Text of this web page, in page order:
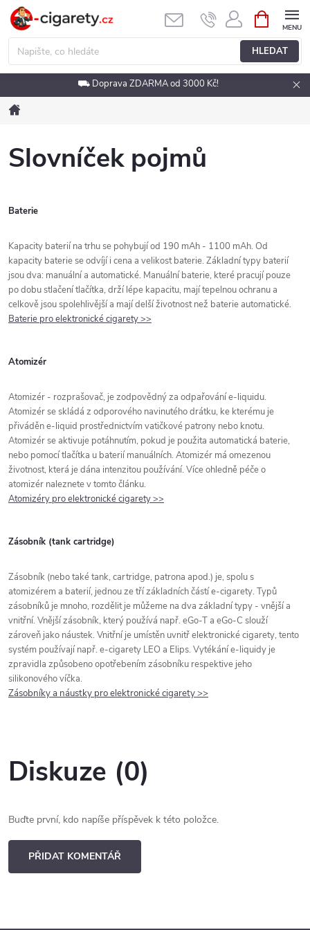
Přejít
obsah
HLEDAT
NÁKUPNÍ
KOŠÍK
⛟ Doprava ZDARMA od 3000 Kč!
Slovníček pojmů
Baterie
Kapacity baterií na trhu se pohybují od 190 mAh - 1100 mAh. Od
kapacity baterie se odvíjí i cena a velikost baterie. Základní typy baterií
jsou dva: manuální a automatické. Manuální baterie, které pracují pouze
po dobu stlačení tlačítka, drží lépe kapacitu, mají tepelnou ochranu a
celkově jsou spolehlivější a mají delší životnost než baterie automatické.
Baterie pro elektronické cigarety >>
Atomizér
Atomizér - rozprašovač, je zodpovědný za odpařování e-liquidu.
Atomizér se skládá z odporového navinutého drátku, ke kterému je
přiváděn e-liquid prostřednictvím vatičkové patrony nebo knotu.
Atomizér se aktivuje potáhnutím, pokud je použita automatická baterie,
nebo pomocí tlačítka u baterií manuálních. Atomizér má omezenou
životnost, která je dána intenzitou používání. Více ohledně péče o
atomizér naleznete v tomto článku.
Atomizéry pro elektronické cigarety >>
Zásobník (tank cartridge)
Zásobník (nebo také tank, cartridge, patrona apod.) je, spolu s
atomizérem a baterií, jednou ze tří základních částí e-cigarety. Typů
zásobníků je mnoho, rozdělit je můžeme na dva základní typy - vnější a
vnitřní. Vnější zásobník, který používá např. eGo-T a eGo-C slouží
zároveň jako náustek. Vnitřní je umístěn uvnitř elektronické cigarety, tento
systém používají např. e-cigarety LEO a Elips. Vytékání e-liquidy je
zpravidla způsobeno opotřebením zásobníku respektive jeho
silikonového víčka.
Zásobníky a náustky pro elektronické cigarety >>
Diskuze (0)
Buďte první, kdo napíše příspěvek k této položce.
PŘIDAT KOMENTÁŘ